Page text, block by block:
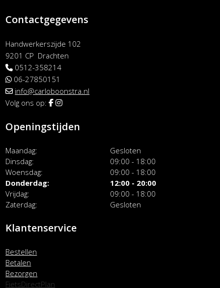
Contactgegevens
Handwerkerszijde 102
9201 CP Drachten
0512-358214
06-27850151
info@carloboonstra.nl
Volg ons op:
Openingstijden
Maandag
Gesloten
Dinsdag
09:00 - 18:00
Woensdag
09:00 - 18:00
Donderdag
12:00 - 20:00
Vrijdag
09:00 - 18:00
Zaterdag
Gesloten
Klantenservice
Bestellen
Betalen
Bezorgen
FietsDirectPlan